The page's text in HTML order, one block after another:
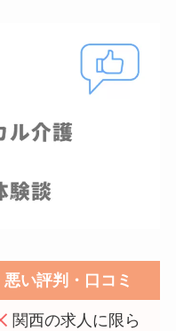
悪い評判・口コミ
関西の求人に限ら